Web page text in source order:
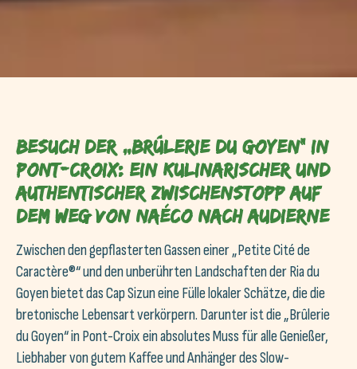
Besuch der „Brûlerie du Goyen“ in
Pont-Croix: Ein kulinarischer und
authentischer Zwischenstopp auf
dem Weg von Naéco nach Audierne
Zwischen den gepflasterten Gassen einer „Petite Cité de
Caractère®“ und den unberührten Landschaften der Ria du
Goyen bietet das Cap Sizun eine Fülle lokaler Schätze, die die
bretonische Lebensart verkörpern. Darunter ist die „Brûlerie
du Goyen“ in Pont-Croix ein absolutes Muss für alle Genießer,
Liebhaber von gutem Kaffee und Anhänger des Slow-